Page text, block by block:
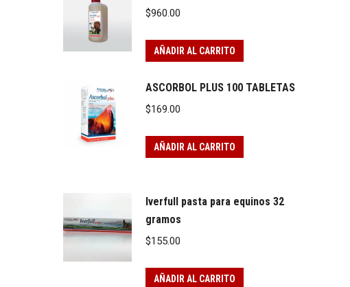
$960.00
AÑADIR AL CARRITO
ASCORBOL PLUS 100 TABLETAS
$169.00
AÑADIR AL CARRITO
Iverfull pasta para equinos 32
gramos
$155.00
AÑADIR AL CARRITO